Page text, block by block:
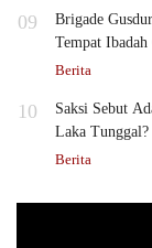
09
Brigade
Tempat
Berita
10
Saksi Sebut
Laka Tunggal?
Berita